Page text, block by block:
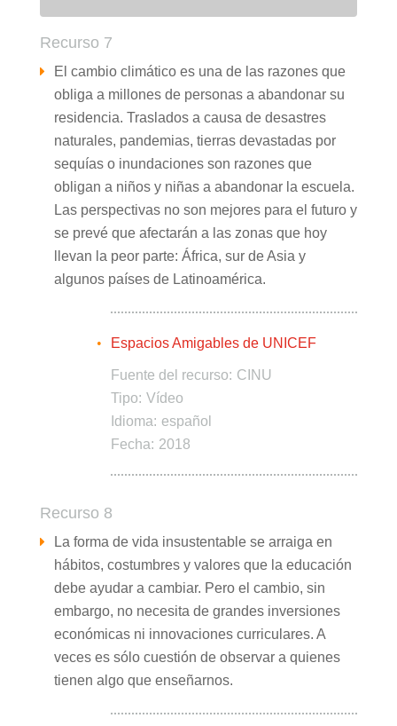
Recurso 7
El cambio climático es una de las razones que
obliga a millones de personas a abandonar su
residencia. Traslados a causa de desastres
naturales, pandemias, tierras devastadas por
sequías o inundaciones son razones que
obligan a niños y niñas a abandonar la escuela.
Las perspectivas no son mejores para el futuro y
se prevé que afectarán a las zonas que hoy
llevan la peor parte: África, sur de Asia y
algunos países de Latinoamérica.
Espacios Amigables de UNICEF
Fuente del recurso: CINU
Tipo: Vídeo
Idioma: español
Fecha: 2018
Recurso 8
La forma de vida insustentable se arraiga en
hábitos, costumbres y valores que la educación
debe ayudar a cambiar. Pero el cambio, sin
embargo, no necesita de grandes inversiones
económicas ni innovaciones curriculares. A
veces es sólo cuestión de observar a quienes
tienen algo que enseñarnos.